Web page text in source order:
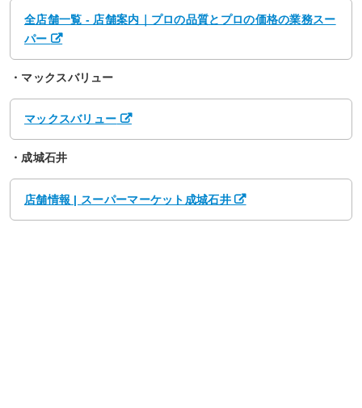
全店舗一覧 - 店舗案内｜プロの品質とプロの価格の業務スー
パー
・マックスバリュー
マックスバリュー
・成城石井
店舗情報 | スーパーマーケット成城石井